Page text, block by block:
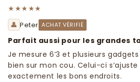
★★★★★
👤 Peter ACHAT VÉRIFIÉ
Parfait aussi pour les grandes
Je mesure 6’3 et plusieurs
bien sur mon cou. Celui-ci
exactement les bons endroits.